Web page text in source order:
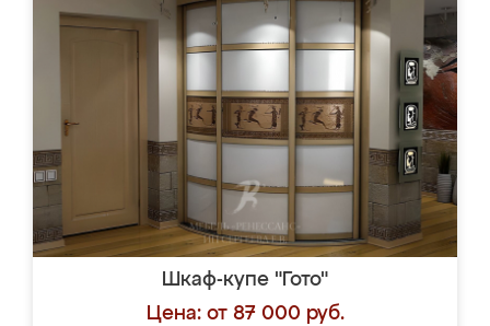
Шкаф-купе "Гото"
Цена: от 87 000 руб.